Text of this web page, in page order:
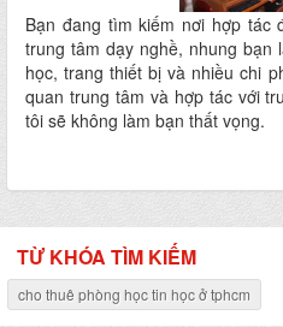
Bạn đang tìm kiếm nơi hợp tác
trung tâm dạy nghề, nhung bạn
học, trang thiết bị và nhiều chi
quan trung tâm và hợp tác với
tôi sẽ không làm bạn thất vọng.
TỪ KHÓA TÌM KIẾM
cho thuê phòng học tin học ở tphcm